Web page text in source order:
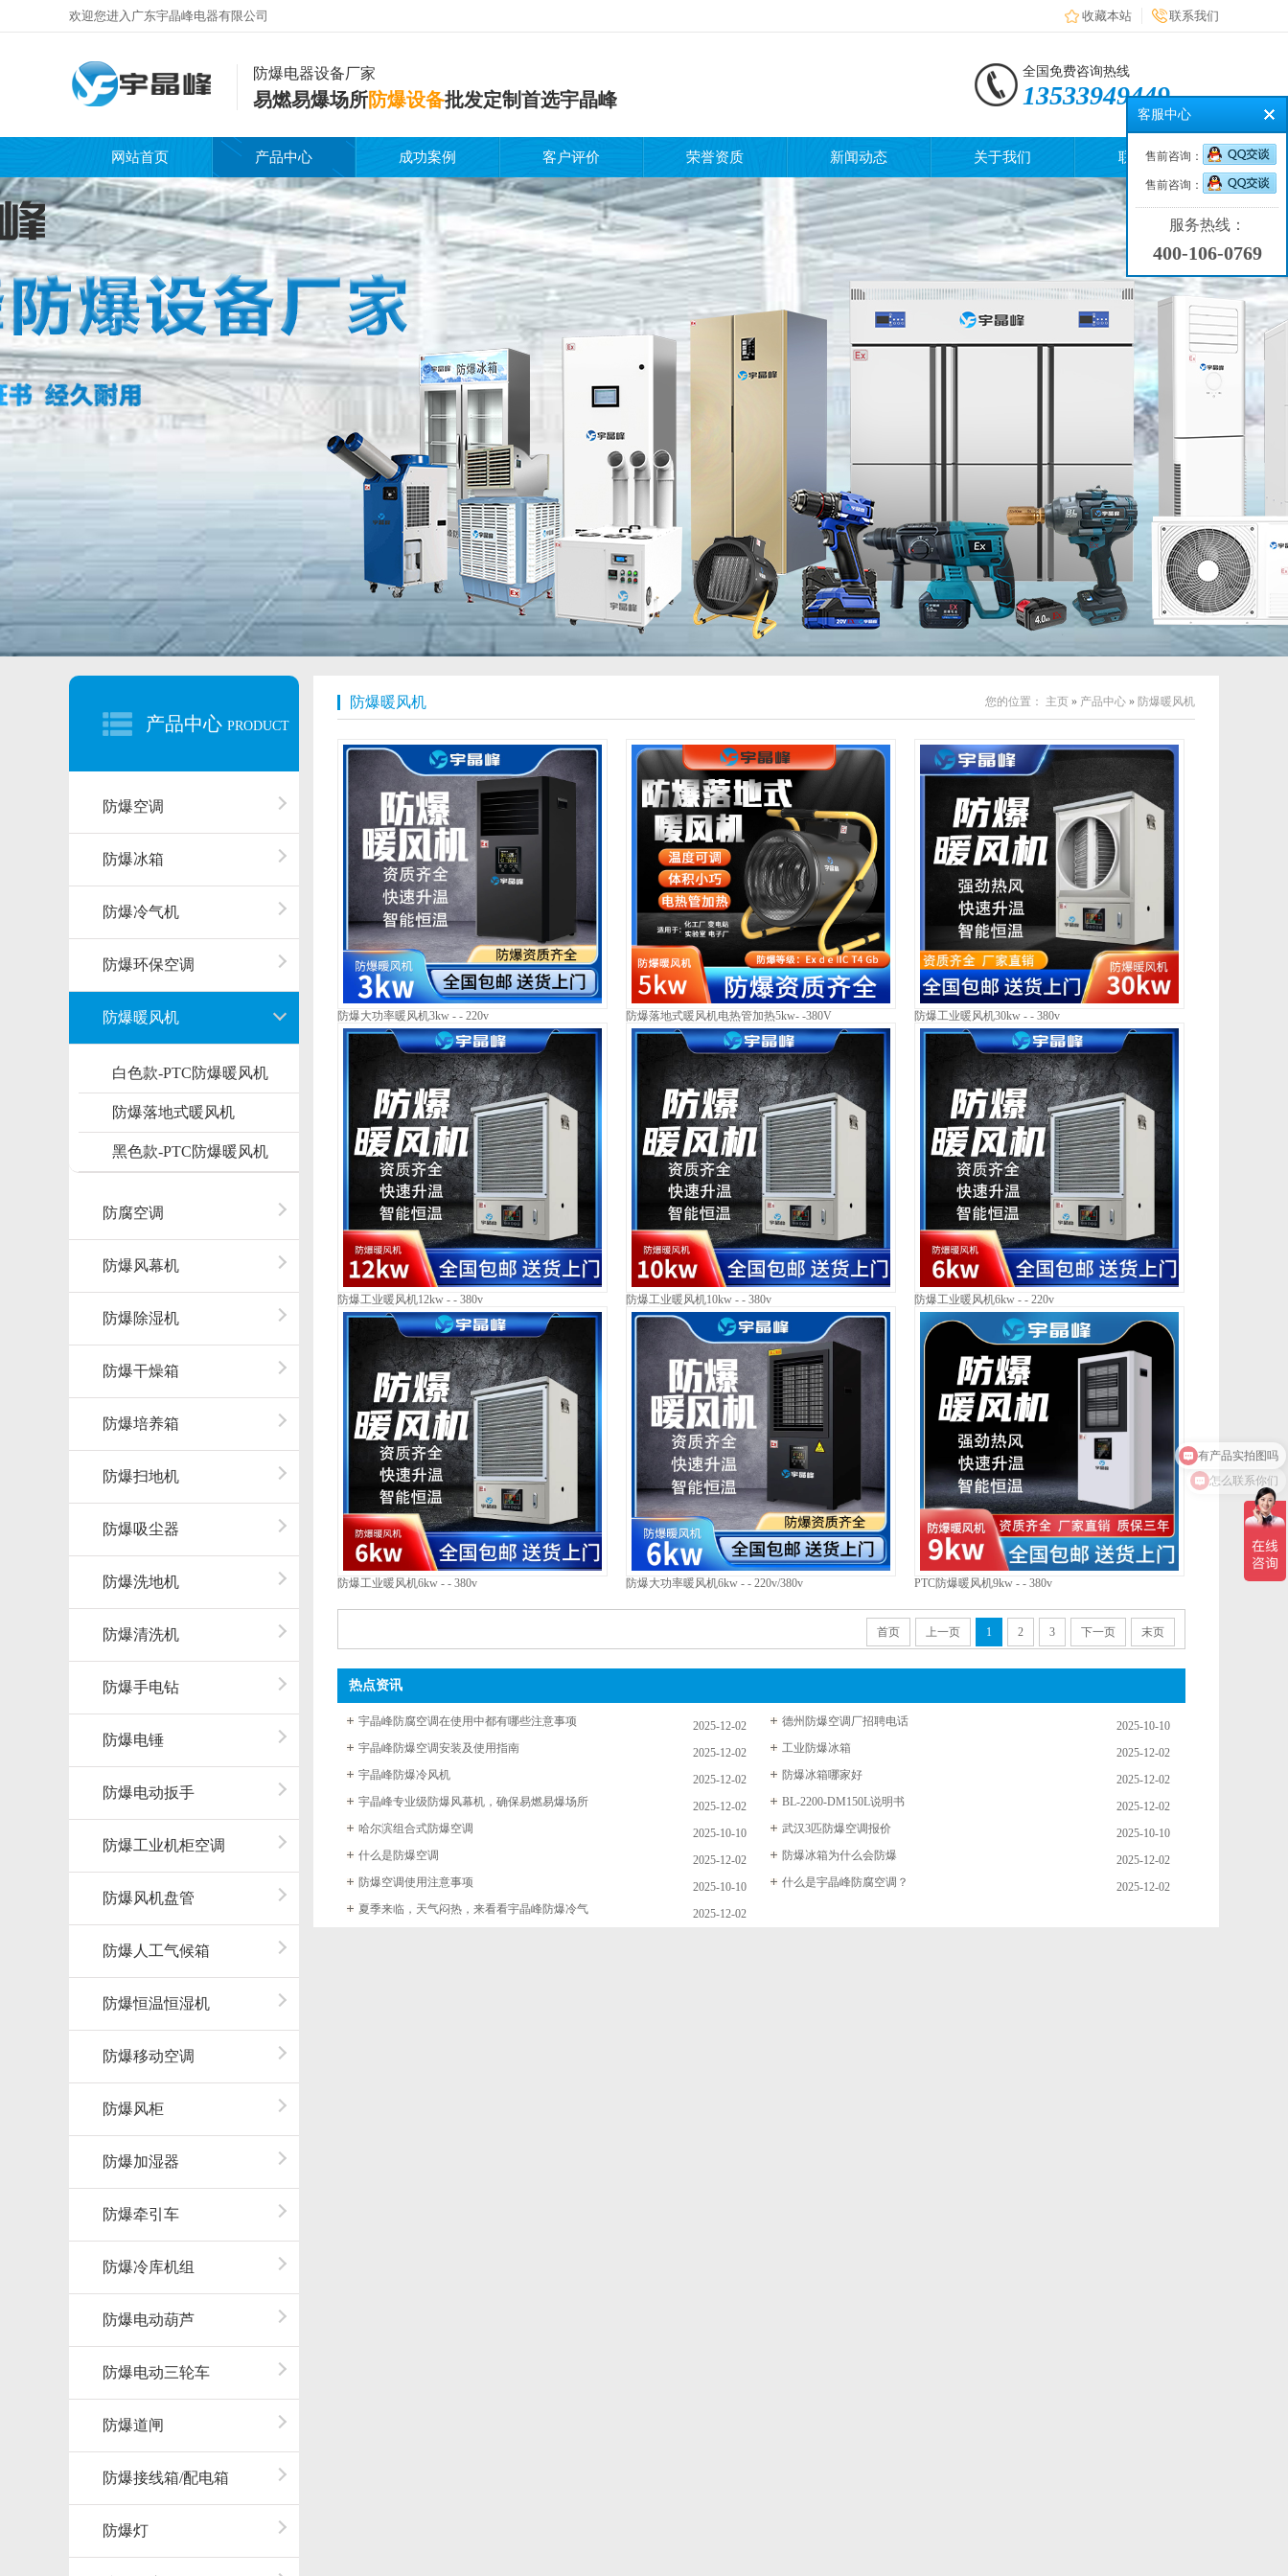
欢迎您进入广东宇晶峰电器有限公司 收藏本站 联系我们
防爆电器设备厂家
易燃易爆场所防爆设备批发定制首选宇晶峰
全国免费咨询热线
13533949449
网站首页 产品中心 成功案例 客户评价 荣誉资质 新闻动态 关于我们 联系我们
产品中心 PRODUCT
防爆空调
防爆冰箱
防爆冷气机
防爆环保空调
防爆暖风机
白色款-PTC防爆暖风机
防爆落地式暖风机
黑色款-PTC防爆暖风机
防腐空调
防爆风幕机
防爆除湿机
防爆干燥箱
防爆培养箱
防爆扫地机
防爆吸尘器
防爆洗地机
防爆清洗机
防爆手电钻
防爆电锤
防爆电动扳手
防爆工业机柜空调
防爆风机盘管
防爆人工气候箱
防爆恒温恒湿机
防爆移动空调
防爆风柜
防爆加湿器
防爆牵引车
防爆冷库机组
防爆电动葫芦
防爆电动三轮车
防爆道闸
防爆接线箱/配电箱
防爆灯
防爆暖风机 您的位置： 主页 » 产品中心 » 防爆暖风机
防爆大功率暖风机3kw - - 220v 防爆落地式暖风机电热管加热5kw- -380V 防爆工业暖风机30kw - - 380v
防爆工业暖风机12kw - - 380v 防爆工业暖风机10kw - - 380v 防爆工业暖风机6kw - - 220v
防爆工业暖风机6kw - - 380v 防爆大功率暖风机6kw - - 220v/380v PTC防爆暖风机9kw - - 380v
首页 上一页 1 2 3 下一页 末页
热点资讯
2025-12-02
宇晶峰防腐空调在使用中都有哪些注意事项 2025-10-10
德州防爆空调厂招聘电话
2025-12-02
宇晶峰防爆空调安装及使用指南 2025-12-02
工业防爆冰箱
2025-12-02
宇晶峰防爆冷风机 2025-12-02
防爆冰箱哪家好
2025-12-02
宇晶峰专业级防爆风幕机，确保易燃易爆场所 2025-12-02
BL-2200-DM150L说明书
2025-10-10
哈尔滨组合式防爆空调 2025-10-10
武汉3匹防爆空调报价
2025-12-02
什么是防爆空调 2025-12-02
防爆冰箱为什么会防爆
2025-10-10
防爆空调使用注意事项 2025-12-02
什么是宇晶峰防腐空调？
2025-12-02
夏季来临，天气闷热，来看看宇晶峰防爆冷气
客服中心
售前咨询：
售前咨询：
服务热线：
400-106-0769